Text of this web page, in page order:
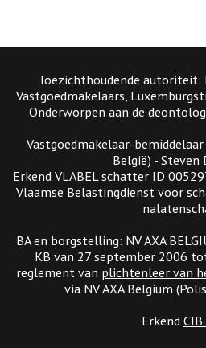
Toezichthoudende
Vastgoedmakelaars,
Onderworpen aan de
Vastgoedmakelaar-
België) - Steven
Erkend VLABEL schatter ID
Vlaamse Belastingdienst voor
BA en borgstelling: NV AXA
KB van 27 september 2006
reglement van plichtenleer van
via NV AXA Belgium
Erkend